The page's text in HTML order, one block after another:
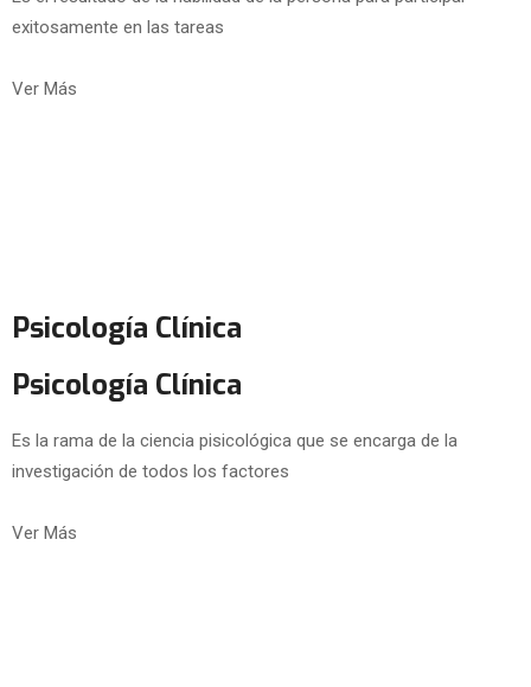
exitosamente en las tareas
Ver Más
Psicología Clínica
Psicología Clínica
Es la rama de la ciencia pisicológica que se encarga de la
investigación de todos los factores
Ver Más